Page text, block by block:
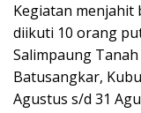
Kegiatan menjahit
diikuti 10 orang
Salimpaung
Batusangkar,
Agustus s/d 31